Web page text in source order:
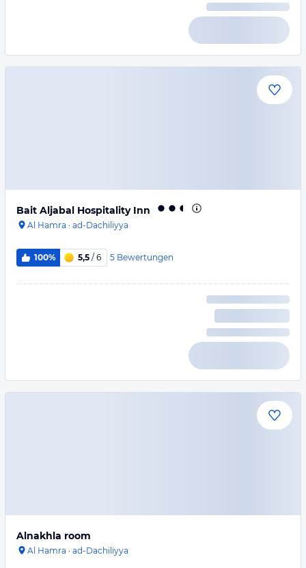
Bait Aljabal Hospitality Inn
Al Hamra · ad-Dachiliyya
100% 5,5 / 6 5 Bewertungen
Alnakhla room
Al Hamra · ad-Dachiliyya